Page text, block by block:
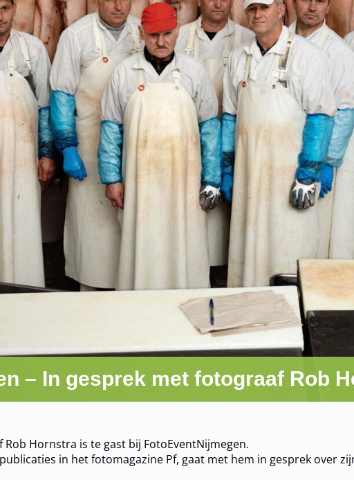
– In gesprek met fotograaf Rob
Hornstra is te gast bij FotoEventNijmegen.
in het fotomagazine Pf, gaat met hem in gesprek over